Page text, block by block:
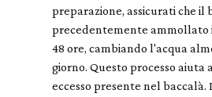
preparazione, assicurati che il
precedentemente ammollato
48 ore, cambiando l'acqua
giorno. Questo processo aiuta
eccesso presente nel